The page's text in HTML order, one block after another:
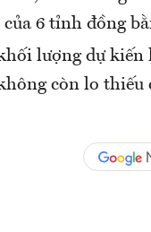
6 tỉnh đồng
lượng dự
còn lo thiếu